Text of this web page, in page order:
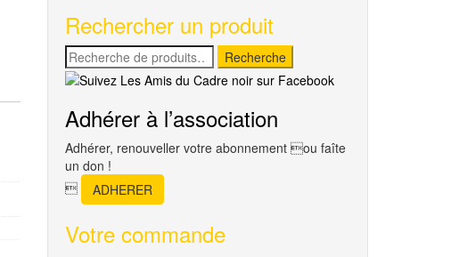
Rechercher un produit
Recherche
pour :
Recherche
Adhérer à l’association
Adhérer, renouveller votre abonnement ou faîte
un don !

ADHERER
Votre commande